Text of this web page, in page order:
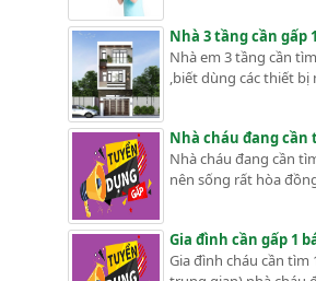
Nhà 3 tầng cần
Nhà em 3 tầng cần
,biết dùng các thiết
Nhà cháu đang cần
Nhà cháu đang cần
nên sống rất hòa
Gia đình cần gấp 1
Gia đình cháu cần